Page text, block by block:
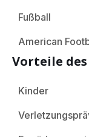
Fußball
American
Vorteile
Kinder